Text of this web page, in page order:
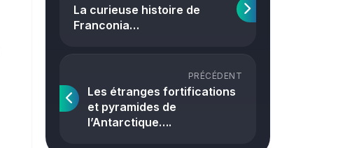
La curieuse histoire de
Franconia…
PRÉCÉDENT
Les étranges fortifications
et pyramides de
l’Antarctique….